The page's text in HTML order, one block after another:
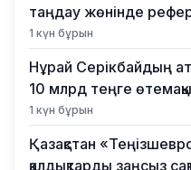
таңдау жөнінде
1 күн бұрын
Нұрай Серікбайдың
10 млрд теңге
1 күн бұрын
Қазақстан
қалдықтарды заңсыз